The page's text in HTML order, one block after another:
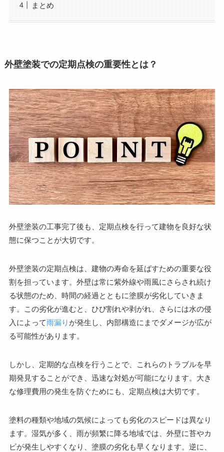
まとめ
外壁塗装での定期点検の重要性とは？
外壁塗装の工事完了後も、定期点検を行って建物を良好な状
態に保つことが大切です。
外壁塗装の定期点検は、建物の寿命を延ばすための重要な役
割を担っています。外壁は常に紫外線や雨風にさらされ続け
る状態のため、時間の経過とともに塗膜が劣化していきま
す。この劣化が進むと、ひび割れや剥がれ、さらには水の侵
入によって雨漏り が発生し、内部構造にまでダメージが広が
る可能性があります。
しかし、定期的な点検を行うことで、これらのトラブルを早
期発見することができ、迅速な対処が可能になります。大き
な修理費用の発生を防ぐためにも、定期点検は大切です。
塗料の種類や地域の気候によっても劣化のスピードは異なり
ます。湿気が多く、雨が頻繁に降る地域では、外壁に苔やカ
ビが発生しやすくなり、塗膜の劣化も早くなります。逆に、